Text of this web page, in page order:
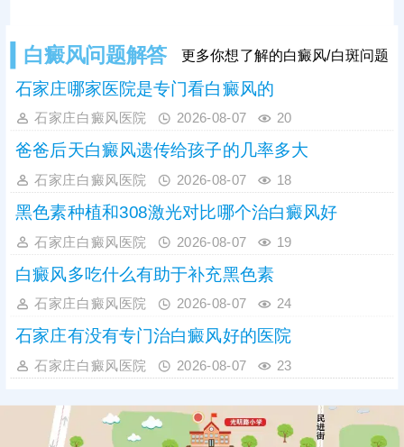
度。因此，发现初期模糊白斑需高度
重视，务必尽早到正规
白癜风问题解答 更多你想了解的白癜风/白斑问题
石家庄哪家医院是专门看白癜风的
石家庄白癜风医院 2026-08-07 20
爸爸后天白癜风遗传给孩子的几率多大
石家庄白癜风医院 2026-08-07 18
黑色素种植和308激光对比哪个治白癜风好
石家庄白癜风医院 2026-08-07 19
白癜风多吃什么有助于补充黑色素
石家庄白癜风医院 2026-08-07 24
石家庄有没有专门治白癜风好的医院
石家庄白癜风医院 2026-08-07 23